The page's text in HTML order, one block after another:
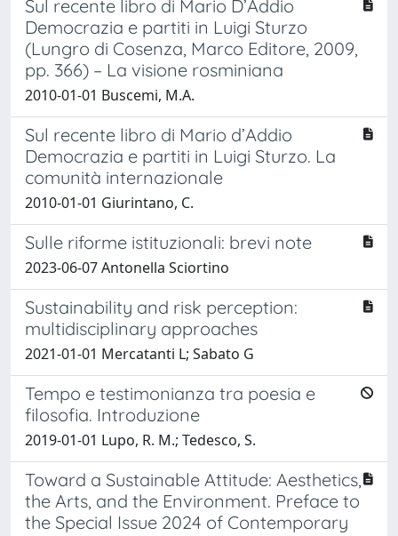
Sul recente libro di Mario D’Addio
Democrazia e partiti in Luigi Sturzo
(Lungro di Cosenza, Marco Editore, 2009,
pp. 366) – La visione rosminiana
2010-01-01 Buscemi, M.A.
Sul recente libro di Mario d’Addio
Democrazia e partiti in Luigi Sturzo. La
comunità internazionale
2010-01-01 Giurintano, C.
Sulle riforme istituzionali: brevi note
2023-06-07 Antonella Sciortino
Sustainability and risk perception:
multidisciplinary approaches
2021-01-01 Mercatanti L; Sabato G
Tempo e testimonianza tra poesia e
filosofia. Introduzione
2019-01-01 Lupo, R. M.; Tedesco, S.
Toward a Sustainable Attitude: Aesthetics,
the Arts, and the Environment. Preface to
the Special Issue 2024 of Contemporary